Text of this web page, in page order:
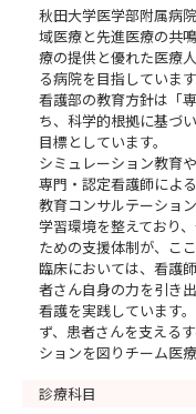
第７回 令和９年２
０ ※〆切：１月２
第８回 令和９年３
０ ※〆切：２月２
※各回の申込フォー
認の上、お申込みく
※８月、１２月はオ
ちらへの参加をご検
秋田大学医学部附属
学＞看護部 病院見学
u.ac.jp/volunteer/
秋田大学医学部附属病
域医療と先進医療の共
療の提供と優れた医療
る病院を目指しています
看護部の教育方針は「
ち、科学的根拠に基づ
目標としています。
シミュレーション教育
専門・認定看護師によ
教育コンサルテーショ
学習環境を整えており
ための支援体制が、こ
臨床においては、看護
者さん自身の力を引き
看護を実践しています
ず、患者さんを支える
ションを図りチーム医
診療科目